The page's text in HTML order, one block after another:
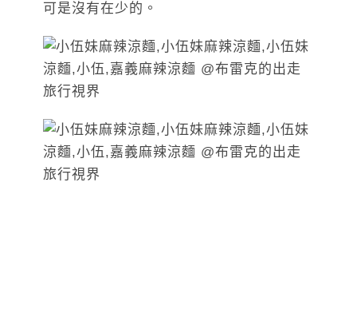
可是沒有在少的。